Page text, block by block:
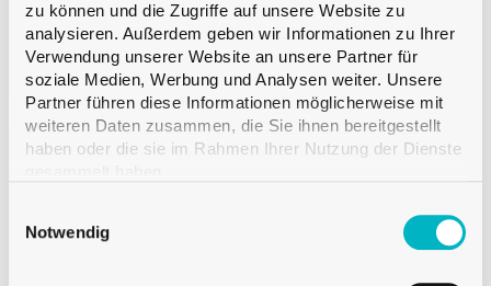
zu können und die Zugriffe auf unsere Website zu
analysieren. Außerdem geben wir Informationen zu Ihrer
Verwendung unserer Website an unsere Partner für
soziale Medien, Werbung und Analysen weiter. Unsere
Partner führen diese Informationen möglicherweise mit
weiteren Daten zusammen, die Sie ihnen bereitgestellt
haben oder die sie im Rahmen Ihrer Nutzung der Dienste
Notwendig
Mündung
Oberband
Farbe
Antik
Inhalt
75 cl
Gewicht
600 g
Höhe
350.5 mm